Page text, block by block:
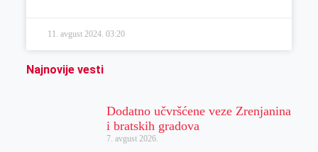
11. avgust 2024. 03:20
Najnovije vesti
Dodatno učvršćene veze Zrenjanina
i bratskih gradova
7. avgust 2026.